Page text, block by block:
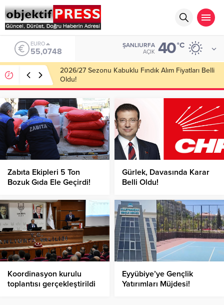
ALTIN
6.623,43
ŞANLIURFA
AÇIK 40°C
Haliliye Belediyesi Her Gün 4 Bin 898 Kişiye Sıcak
Yemek Ulaştırıyor!
Zabıta Ekipleri 5 Ton
Bozuk Gıda Ele Geçirdi!
Gürlek, Davasında Karar
Belli Oldu!
Koordinasyon kurulu
toplantısı gerçekleştirildi
Eyyübiye’ye Gençlik
Yatırımları Müjdesi!